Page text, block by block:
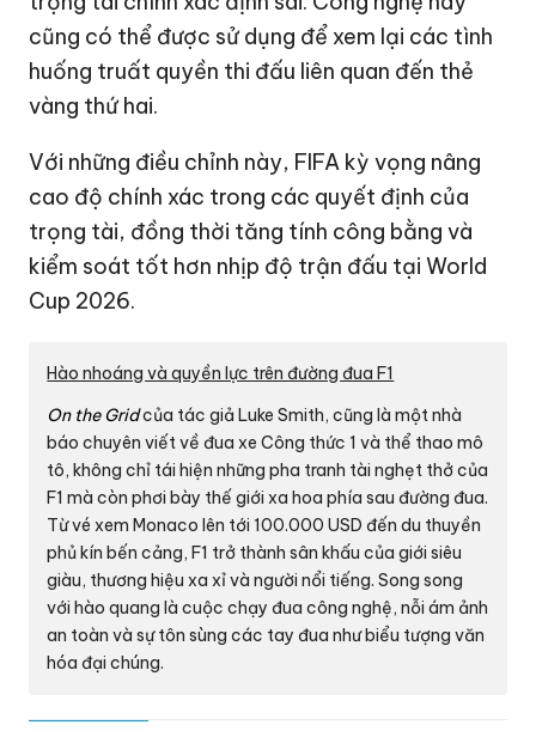
cũng có thể được sử dụng để xem lại các tình
huống truất quyền thi đấu liên quan đến thẻ
vàng thứ hai.
Với những điều chỉnh này, FIFA kỳ vọng nâng
cao độ chính xác trong các quyết định của
trọng tài, đồng thời tăng tính công bằng và
kiểm soát tốt hơn nhịp độ trận đấu tại World
Cup 2026.
Hào nhoáng và quyền lực trên đường đua F1
On the Gridcủa tác giả Luke Smith, cũng là một nhà
báo chuyên viết về đua xe Công thức 1 và thể thao mô
tô, không chỉ tái hiện những pha tranh tài nghẹt thở của
F1 mà còn phơi bày thế giới xa hoa phía sau đường đua.
Từ vé xem Monaco lên tới 100.000 USD đến du thuyền
phủ kín bến cảng, F1 trở thành sân khấu của giới siêu
giàu, thương hiệu xa xỉ và người nổi tiếng. Song song
với hào quang là cuộc chạy đua công nghệ, nỗi ám ảnh
an toàn và sự tôn sùng các tay đua như biểu tượng văn
hóa đại chúng.